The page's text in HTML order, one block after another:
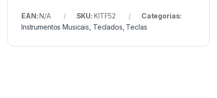
EAN:N/A SKU: KITF52
Categorias:
Instrumentos Musicais Teclados Teclas